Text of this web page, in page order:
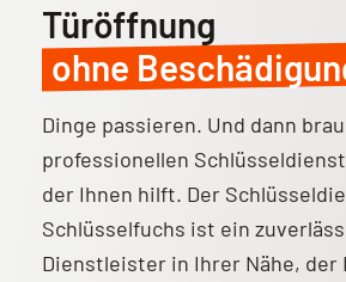
Türöffnung
ohne
Dinge passieren. Und dann
professionellen
der Ihnen hilft. Der
Schlüsselfuchs ist ein
Dienstleister in Ihrer Nähe, der